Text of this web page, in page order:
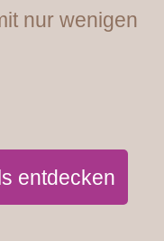
nur wenigen
entdecken